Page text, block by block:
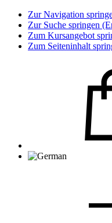
Zur Navigation
Zur Suche springen
Zum Kursangebot
Zum Seiteninhalt